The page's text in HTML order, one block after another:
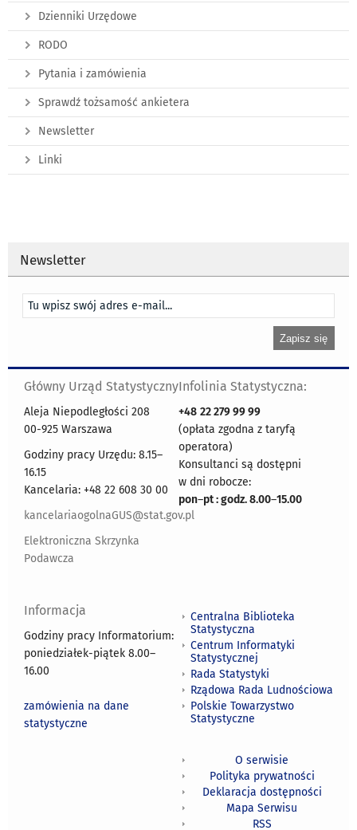
Dzienniki Urzędowe
RODO
Pytania i zamówienia
Sprawdź tożsamość ankietera
Newsletter
Linki
Newsletter
Główny Urząd Statystyczny
Aleja Niepodległości 208
00-925 Warszawa
Godziny pracy Urzędu: 8.15–
16.15
Kancelaria: +48 22 608 30 00
kancelariaogolnaGUS@stat.gov.pl
Elektroniczna Skrzynka
Podawcza
Infolinia Statystyczna:
+48 22 279 99 99
(opłata zgodna z taryfą
operatora)
Konsultanci są dostępni
w dni robocze:
pon–pt : godz. 8.00–15.00
Informacja
Godziny pracy Informatorium:
poniedziałek-piątek 8.00–
16.00
zamówienia na dane
statystyczne
Centralna Biblioteka
Statystyczna
Centrum Informatyki
Statystycznej
Rada Statystyki
Rządowa Rada Ludnościowa
Polskie Towarzystwo
Statystyczne
O serwisie
Polityka prywatności
Deklaracja dostępności
Mapa Serwisu
RSS